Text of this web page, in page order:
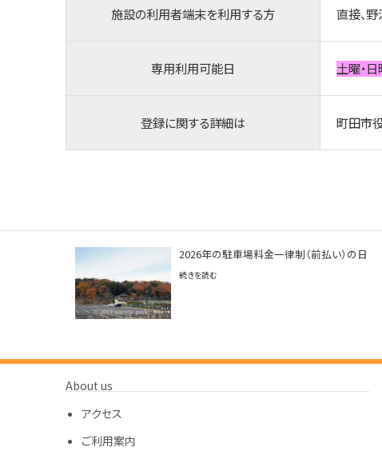
施設の利用者端末を利用する方 直接、
専用利用可能日 土曜・
登録に関する詳細は 町田市
2026年の駐車場料金一律制（前払い）の日
続きを読む
About us
アクセス
ご利用案内